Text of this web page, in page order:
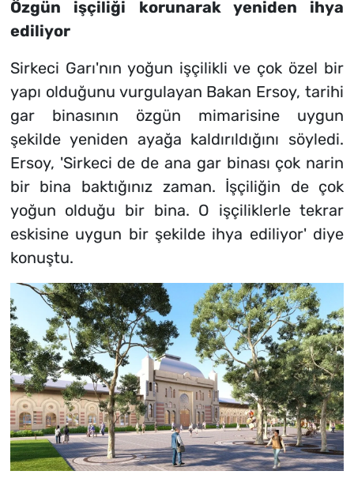
Özgün işçiliği korunarak yeniden ihya
ediliyor
Sirkeci Garı'nın yoğun işçilikli ve çok özel bir
yapı olduğunu vurgulayan Bakan Ersoy, tarihi
gar binasının özgün mimarisine uygun
şekilde yeniden ayağa kaldırıldığını söyledi.
Ersoy, 'Sirkeci de de ana gar binası çok narin
bir bina baktığınız zaman. İşçiliğin de çok
yoğun olduğu bir bina. O işçiliklerle tekrar
eskisine uygun bir şekilde ihya ediliyor' diye
konuştu.